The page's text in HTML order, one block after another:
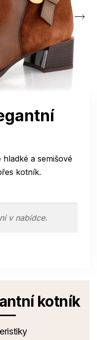
a semišové
kotník.
v nabídce.
kotník